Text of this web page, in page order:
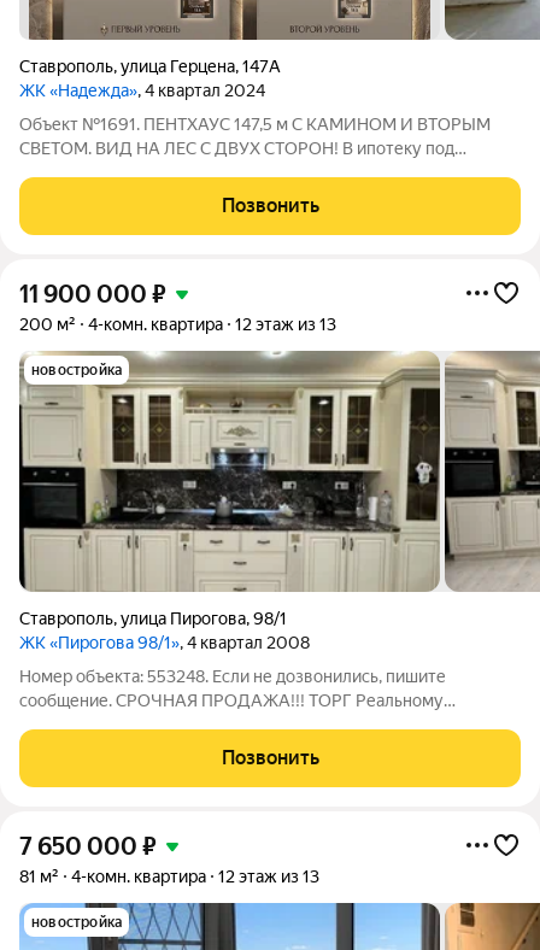
Ставрополь,улица Герцена,147А
ЖК «Надежда», 4 квартал 2024
Объект №1691. ПЕНТХАУС 147,5 м С КАМИНОМ И ВТОРЫМ
СВЕТОМ. ВИД НА ЛЕС С ДВУХ СТОРОН! В ипотеку под
Представьте: вы заходите в гостиную свысотой потолков
почти 6 метров(это ВТОРОЙ СВЕТ!), и у вас
Позвонить
11 900 000 ₽
200 м² 4-комн. квартира 12 этаж из 13
новостройка
Ставрополь,улица Пирогова,98/1
ЖК «Пирогова 98/1», 4 квартал 2008
Номер объекта: 553248. Если не дозвонились, пишите
сообщение. СРОЧНАЯ ПРОДАЖА!!! ТОРГ Реальному
квартира . Расположена на 12 и 13 этаже. 1 этаж - Большая
кухня , гостиная, санузел, спальня и
Позвонить
7 650 000 ₽
81 м² 4-комн. квартира 12 этаж из 13
новостройка